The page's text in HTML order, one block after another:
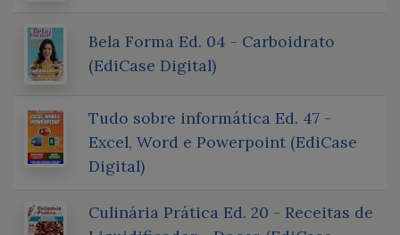
Bela Forma Ed. 04 - Carboidrato
(EdiCase Digital)
Tudo sobre informática Ed. 47 -
Excel, Word e Powerpoint (EdiCase
Digital)
Culinária Prática Ed. 20 - Receitas de